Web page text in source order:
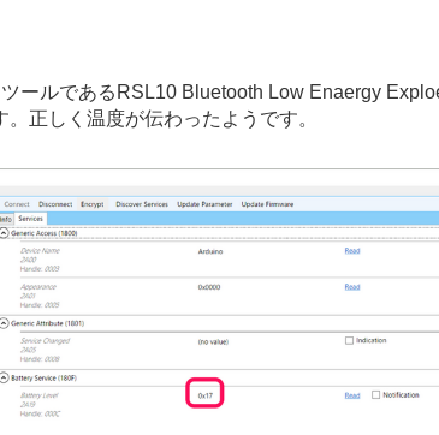
ールであるRSL10 Bluetooth Low Enaergy
正しく温度が伝わったようです。